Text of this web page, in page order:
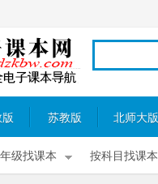
版 苏教版 北师大版
级找课本 按科目找课本